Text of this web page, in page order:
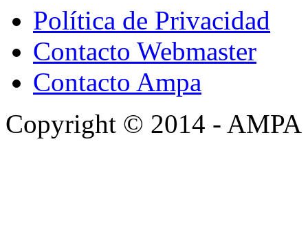
Política de Privacidad
Contacto Webmaster
Contacto Ampa
Copyright © 2014 - AMPA